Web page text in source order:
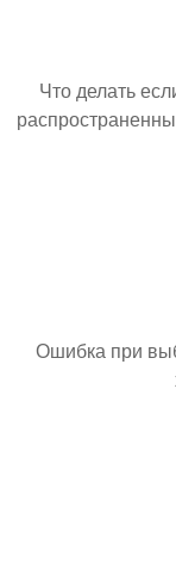
Что делать
Ошибка при